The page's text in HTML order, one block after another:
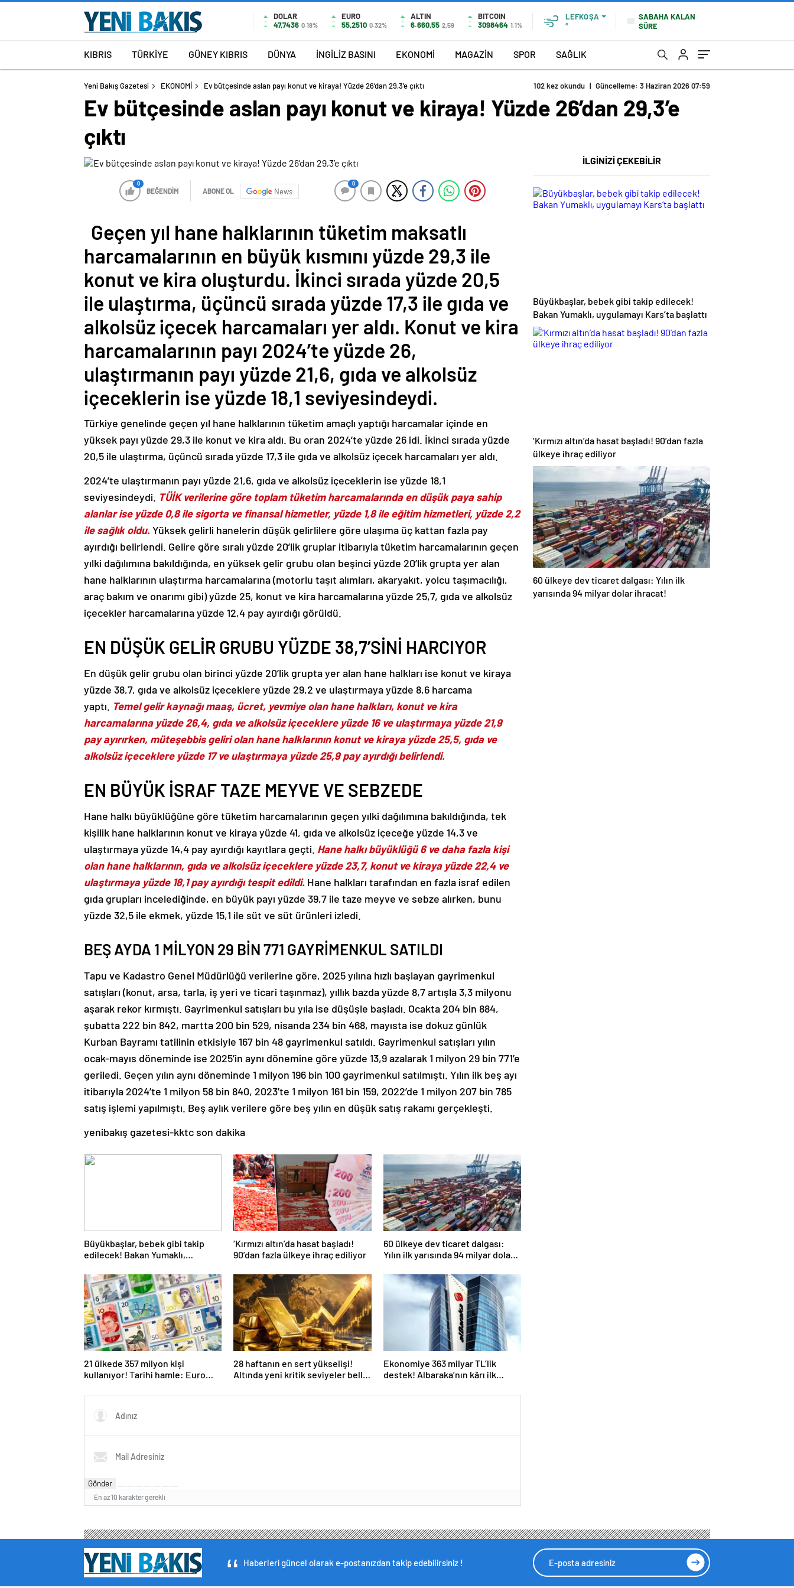
DOLAR
47,7436 0.18%
EURO
55,2510 0.32%
ALTIN
6.660,55 2,59
BITCOIN
3098464 1.1%
LEFKOŞA
°
SABAHA KALAN
SÜRE
KIBRIS TÜRKİYE GÜNEY KIBRIS DÜNYA İNGİLİZ BASINI EKONOMİ MAGAZİN SPOR SAĞLIK
Yeni Bakış Gazetesi EKONOMİ Ev bütçesinde aslan payı konut ve kiraya! Yüzde 26’dan 29,3’e çıktı 102 kez okundu | Güncelleme: 3 Haziran 2026 07:59
Ev bütçesinde aslan payı konut ve kiraya! Yüzde 26’dan 29,3’e
çıktı
0
BEĞENDİM ABONE OL News
0
Geçen yıl hane halklarının tüketim maksatlı
harcamalarının en büyük kısmını yüzde 29,3 ile
konut ve kira oluşturdu. İkinci sırada yüzde 20,5
ile ulaştırma, üçüncü sırada yüzde 17,3 ile gıda ve
alkolsüz içecek harcamaları yer aldı. Konut ve kira
harcamalarının payı 2024’te yüzde 26,
ulaştırmanın payı yüzde 21,6, gıda ve alkolsüz
içeceklerin ise yüzde 18,1 seviyesindeydi.
Türkiye genelinde geçen yıl hane halklarının tüketim amaçlı yaptığı harcamalar içinde en
yüksek payı yüzde 29,3 ile konut ve kira aldı. Bu oran 2024’te yüzde 26 idi. İkinci sırada yüzde
20,5 ile ulaştırma, üçüncü sırada yüzde 17,3 ile gıda ve alkolsüz içecek harcamaları yer aldı.
2024’te ulaştırmanın payı yüzde 21,6, gıda ve alkolsüz içeceklerin ise yüzde 18,1
seviyesindeydi. TÜİK verilerine göre toplam tüketim harcamalarında en düşük paya sahip
alanlar ise yüzde 0,8 ile sigorta ve finansal hizmetler, yüzde 1,8 ile eğitim hizmetleri, yüzde 2,2
ile sağlık oldu.Yüksek gelirli hanelerin düşük gelirlilere göre ulaşıma üç kattan fazla pay
ayırdığı belirlendi. Gelire göre sıralı yüzde 20’lik gruplar itibarıyla tüketim harcamalarının geçen
yılki dağılımına bakıldığında, en yüksek gelir grubu olan beşinci yüzde 20’lik grupta yer alan
hane halklarının ulaştırma harcamalarına (motorlu taşıt alımları, akaryakıt, yolcu taşımacılığı,
araç bakım ve onarımı gibi) yüzde 25, konut ve kira harcamalarına yüzde 25,7, gıda ve alkolsüz
içecekler harcamalarına yüzde 12,4 pay ayırdığı görüldü.
EN DÜŞÜK GELİR GRUBU YÜZDE 38,7’SİNİ HARCIYOR
En düşük gelir grubu olan birinci yüzde 20’lik grupta yer alan hane halkları ise konut ve kiraya
yüzde 38,7, gıda ve alkolsüz içeceklere yüzde 29,2 ve ulaştırmaya yüzde 8,6 harcama
yaptı. Temel gelir kaynağı maaş, ücret, yevmiye olan hane halkları, konut ve kira
harcamalarına yüzde 26,4, gıda ve alkolsüz içeceklere yüzde 16 ve ulaştırmaya yüzde 21,9
pay ayırırken, müteşebbis geliri olan hane halklarının konut ve kiraya yüzde 25,5, gıda ve
alkolsüz içeceklere yüzde 17 ve ulaştırmaya yüzde 25,9 pay ayırdığı belirlendi.
EN BÜYÜK İSRAF TAZE MEYVE VE SEBZEDE
Hane halkı büyüklüğüne göre tüketim harcamalarının geçen yılki dağılımına bakıldığında, tek
kişilik hane halklarının konut ve kiraya yüzde 41, gıda ve alkolsüz içeceğe yüzde 14,3 ve
ulaştırmaya yüzde 14,4 pay ayırdığı kayıtlara geçti. Hane halkı büyüklüğü 6 ve daha fazla kişi
olan hane halklarının, gıda ve alkolsüz içeceklere yüzde 23,7, konut ve kiraya yüzde 22,4 ve
ulaştırmaya yüzde 18,1 pay ayırdığı tespit edildi. Hane halkları tarafından en fazla israf edilen
gıda grupları incelediğinde, en büyük payı yüzde 39,7 ile taze meyve ve sebze alırken, bunu
yüzde 32,5 ile ekmek, yüzde 15,1 ile süt ve süt ürünleri izledi.
BEŞ AYDA 1 MİLYON 29 BİN 771 GAYRİMENKUL SATILDI
Tapu ve Kadastro Genel Müdürlüğü verilerine göre, 2025 yılına hızlı başlayan gayrimenkul
satışları (konut, arsa, tarla, iş yeri ve ticari taşınmaz), yıllık bazda yüzde 8,7 artışla 3,3 milyonu
aşarak rekor kırmıştı. Gayrimenkul satışları bu yıla ise düşüşle başladı. Ocakta 204 bin 884,
şubatta 222 bin 842, martta 200 bin 529, nisanda 234 bin 468, mayısta ise dokuz günlük
Kurban Bayramı tatilinin etkisiyle 167 bin 48 gayrimenkul satıldı. Gayrimenkul satışları yılın
ocak-mayıs döneminde ise 2025’in aynı dönemine göre yüzde 13,9 azalarak 1 milyon 29 bin 771’e
geriledi. Geçen yılın aynı döneminde 1 milyon 196 bin 100 gayrimenkul satılmıştı. Yılın ilk beş ayı
itibarıyla 2024’te 1 milyon 58 bin 840, 2023’te 1 milyon 161 bin 159, 2022’de 1 milyon 207 bin 785
satış işlemi yapılmıştı. Beş aylık verilere göre beş yılın en düşük satış rakamı gerçekleşti.
yenibakış gazetesi-kktc son dakika
Büyükbaşlar, bebek gibi takip
edilecek! Bakan Yumaklı,
‘Kırmızı altın’da hasat başladı!
90’dan fazla ülkeye ihraç ediliyor
60 ülkeye dev ticaret dalgası:
Yılın ilk yarısında 94 milyar dolar
21 ülkede 357 milyon kişi
kullanıyor! Tarihi hamle: Euro
yenileniyor
28 haftanın en sert yükselişi!
Altında yeni kritik seviyeler belli
Ekonomiye 363 milyar TL’lik
destek! Albaraka’nın kârı ilk
Gönder
En az 10 karakter gerekli
İLGİNİZİ ÇEKEBİLİR
Büyükbaşlar, bebek gibi takip edilecek!
Bakan Yumaklı, uygulamayı Kars’ta başlattı
‘Kırmızı altın’da hasat başladı! 90’dan fazla
ülkeye ihraç ediliyor
60 ülkeye dev ticaret dalgası: Yılın ilk
yarısında 94 milyar dolar ihracat!
Haberleri güncel olarak e-postanızdan takip edebilirsiniz !